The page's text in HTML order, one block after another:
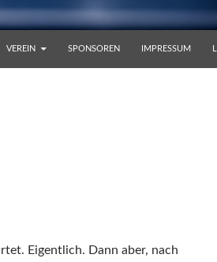
VEREIN SPONSOREN IMPRESSUM
Eigentlich. Dann aber, nach